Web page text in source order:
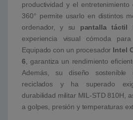
productividad y el
360° permite usarlo en distintos
ordenador, y su pantalla táctil
experiencia visual cómoda
Equipado con un procesador Intel
6, garantiza un rendimiento
Además, su diseño sostenible
reciclados y ha superado
durabilidad militar MIL-STD 810H,
a golpes, presión y temperaturas